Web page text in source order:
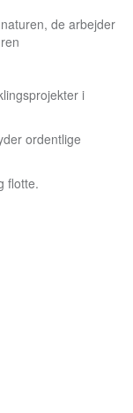
de arbejder
i
ordentlige
flotte.